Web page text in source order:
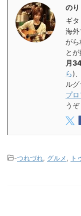
の
ギ
海外
がら
と
月
ら)
ル
プ
うぞ
-つれづれ, グルメ, ト